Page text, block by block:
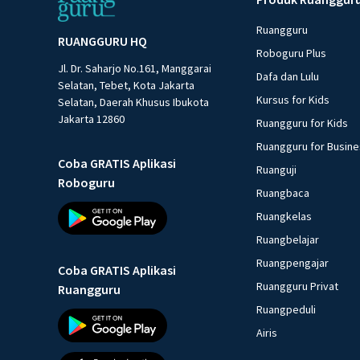
RUANGGURU HQ
Jl. Dr. Saharjo No.161, Manggarai
Selatan, Tebet, Kota Jakarta
Selatan, Daerah Khusus Ibukota
Jakarta 12860
Coba GRATIS Aplikasi
Roboguru
Coba GRATIS Aplikasi
Ruangguru
Ruangguru
Roboguru Plus
Dafa dan Lulu
Kursus for Kids
Ruangguru for Kids
Ruangguru for
Ruanguji
Ruangbaca
Ruangkelas
Ruangbelajar
Ruangpengajar
Ruangguru Privat
Ruangpeduli
Airis